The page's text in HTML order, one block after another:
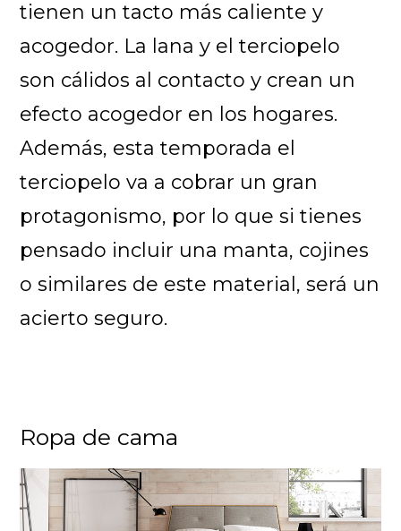
tienen un tacto más caliente y
acogedor. La lana y el terciopelo
son cálidos al contacto y crean un
efecto acogedor en los hogares.
Además, esta temporada el
terciopelo va a cobrar un gran
protagonismo, por lo que si tienes
pensado incluir una manta, cojines
o similares de este material, será un
acierto seguro.
Ropa de cama